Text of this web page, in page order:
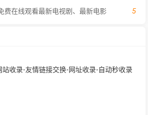
费在线观看最新电视剧、最新电影 5
站收录-友情链接交换-网址收录-自动秒收录